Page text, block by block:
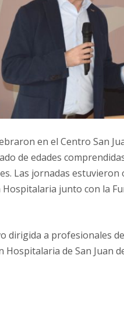
en el Centro San
de edades
Las jornadas
junto con la
dirigida a profesionales
Hospitalaria de San Juan